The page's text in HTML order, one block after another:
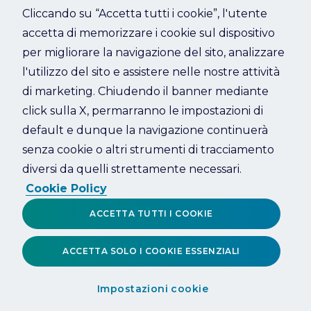
Refresh
Cliccando su “Accetta tutti i cookie”, l'utente
accetta di memorizzare i cookie sul dispositivo
per migliorare la navigazione del sito, analizzare
l'utilizzo del sito e assistere nelle nostre attività
di marketing. Chiudendo il banner mediante
click sulla X, permarranno le impostazioni di
default e dunque la navigazione continuerà
senza cookie o altri strumenti di tracciamento
diversi da quelli strettamente necessari.
Cookie Policy
Impostazioni cookie
ACCETTA SOLO I COOKIE ESSENZIALI
ACCETTA TUTTI I COOKIE